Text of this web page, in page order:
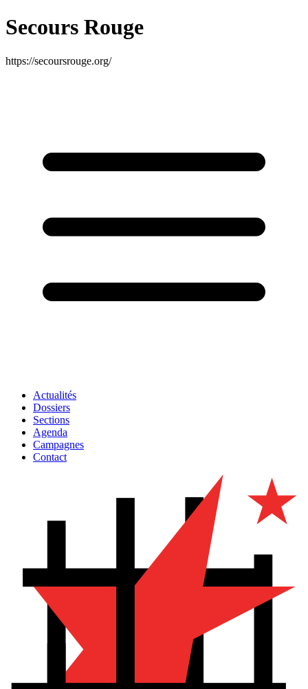
Secours Rouge
https://secoursrouge.org/
Actualités
Dossiers
Sections
Agenda
Campagnes
Contact